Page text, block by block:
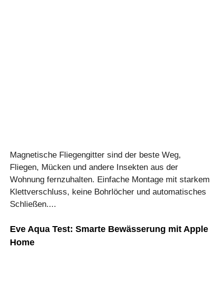
Magnetische Fliegengitter sind der beste Weg,
Fliegen, Mücken und andere Insekten aus der
Wohnung fernzuhalten. Einfache Montage mit starkem
Klettverschluss, keine Bohrlöcher und automatisches
Schließen....
Eve Aqua Test: Smarte Bewässerung mit Apple
Home